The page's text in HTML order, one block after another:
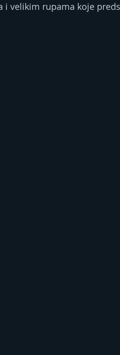
i velikim rupama koje